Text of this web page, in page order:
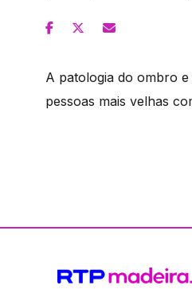
A patologia do ombro
pessoas mais velhas